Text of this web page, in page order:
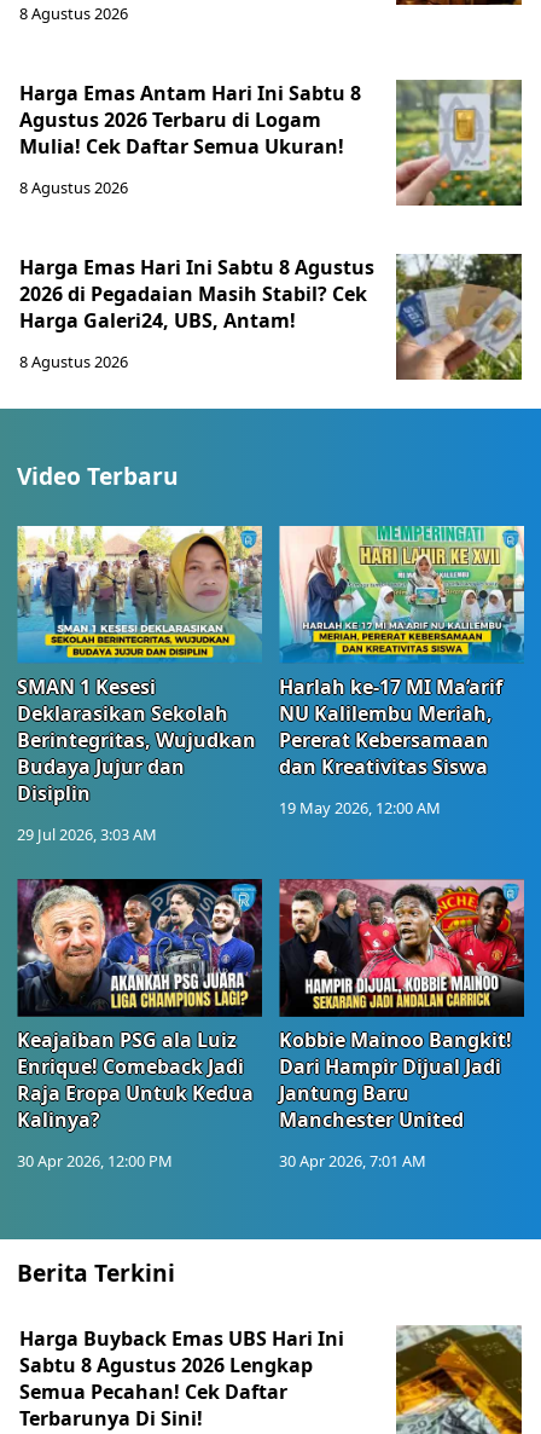
8 Agustus 2026
Harga Emas Antam Hari Ini Sabtu 8
Agustus 2026 Terbaru di Logam
Mulia! Cek Daftar Semua Ukuran!
8 Agustus 2026
Harga Emas Hari Ini Sabtu 8 Agustus
2026 di Pegadaian Masih Stabil? Cek
Harga Galeri24, UBS, Antam!
8 Agustus 2026
Video Terbaru
SMAN 1 Kesesi
Deklarasikan Sekolah
Berintegritas, Wujudkan
Budaya Jujur dan
Disiplin
29 Jul 2026, 3:03 AM
Harlah ke-17 MI Ma’arif
NU Kalilembu Meriah,
Pererat Kebersamaan
dan Kreativitas Siswa
19 May 2026, 12:00 AM
Keajaiban PSG ala Luiz
Enrique! Comeback Jadi
Raja Eropa Untuk Kedua
Kalinya?
30 Apr 2026, 12:00 PM
Kobbie Mainoo Bangkit!
Dari Hampir Dijual Jadi
Jantung Baru
Manchester United
30 Apr 2026, 7:01 AM
Berita Terkini
Harga Buyback Emas UBS Hari Ini
Sabtu 8 Agustus 2026 Lengkap
Semua Pecahan! Cek Daftar
Terbarunya Di Sini!